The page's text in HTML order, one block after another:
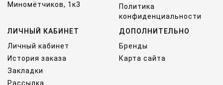
Миномётчиков, 1к3
Политика
конфиденциальности
ЛИЧНЫЙ КАБИНЕТ
Личный кабинет
История заказа
Закладки
Рассылка
ДОПОЛНИТЕЛЬНО
Бренды
Карта сайта